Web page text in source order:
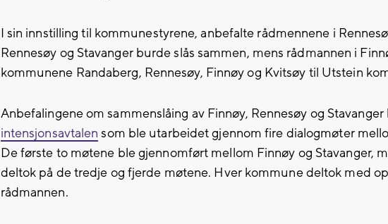
I sin innstilling til kommunestyrene, anbefalte rådmennene i
Rennesøy og Stavanger burde slås sammen, mens rådmannen i
kommunene Randaberg, Rennesøy, Finnøy og Kvitsøy til Utstein
Anbefalingene om sammenslåing av Finnøy, Rennesøy og
intensjonsavtalen som ble utarbeidet gjennom fire dialogmøter
De første to møtene ble gjennomført mellom Finnøy og Stavanger,
deltok på de tredje og fjerde møtene. Hver kommune deltok med
rådmannen.